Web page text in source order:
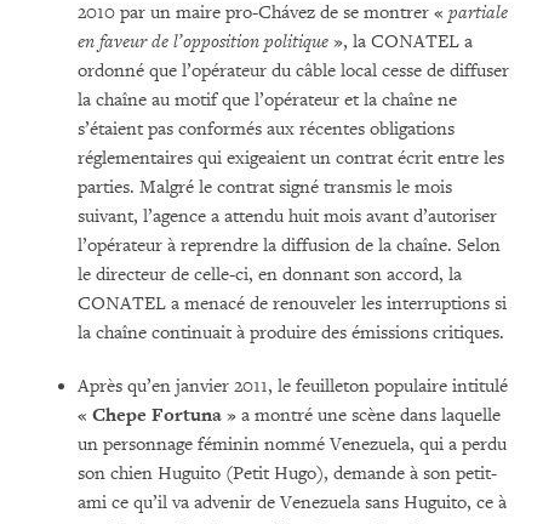
2010 par un maire pro-Chávez de se montrer « partiale
en faveur de l’opposition politique », la CONATEL a
ordonné que l’opérateur du câble local cesse de diffuser
la chaîne au motif que l’opérateur et la chaîne ne
s’étaient pas conformés aux récentes obligations
réglementaires qui exigeaient un contrat écrit entre les
parties. Malgré le contrat signé transmis le mois
suivant, l’agence a attendu huit mois avant d’autoriser
l’opérateur à reprendre la diffusion de la chaîne. Selon
le directeur de celle-ci, en donnant son accord, la
CONATEL a menacé de renouveler les interruptions si
la chaîne continuait à produire des émissions critiques.
Après qu’en janvier 2011, le feuilleton populaire intitulé
« Chepe Fortuna » a montré une scène dans laquelle
un personnage féminin nommé Venezuela, qui a perdu
son chien Huguito (Petit Hugo), demande à son petit-
ami ce qu’il va advenir de Venezuela sans Huguito, ce à